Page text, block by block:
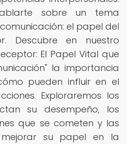
sobre un tema
el papel del
Descubre en nuestro
El Papel Vital que
la importancia
pueden influir en el
Exploraremos los
su desempeño, los
que se cometen y las
su papel en la